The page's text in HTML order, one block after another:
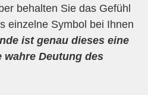
behalten Sie das Gefühl
einzelne Symbol bei Ihnen
ist genau dieses eine
wahre Deutung des